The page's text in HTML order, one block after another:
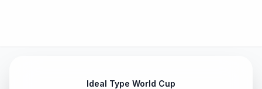
Ideal Type World Cup